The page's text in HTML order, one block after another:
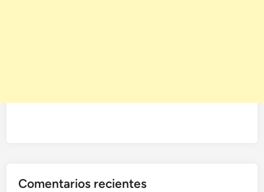
Comentarios recientes